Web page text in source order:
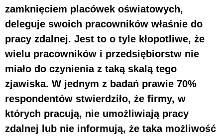
zamknięciem placówek oświatowych,
deleguje swoich pracowników właśnie do
pracy zdalnej. Jest to o tyle kłopotliwe, że
wielu pracowników i przedsiębiorstw nie
miało do czynienia z taką skalą tego
zjawiska. W jednym z badań prawie 70%
respondentów stwierdziło, że firmy, w
których pracują, nie umożliwiają pracy
zdalnej lub nie informują, że taka możliwość